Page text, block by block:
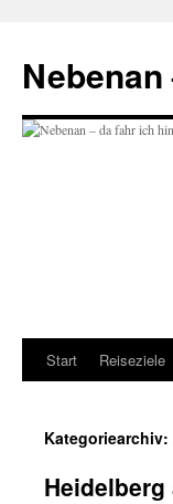
springen
Start Reiseziele
Kategoriearchiv:
Heidelberg